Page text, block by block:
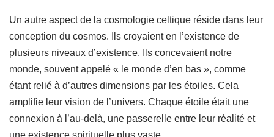
Un autre aspect de la cosmologie celtique réside dans leur
conception du cosmos. Ils croyaient en l’existence de
plusieurs niveaux d’existence. Ils concevaient notre
monde, souvent appelé « le monde d’en bas », comme
étant relié à d’autres dimensions par les étoiles. Cela
amplifie leur vision de l’univers. Chaque étoile était une
connexion à l’au-delà, une passerelle entre leur réalité et
une existence spirituelle plus vaste.